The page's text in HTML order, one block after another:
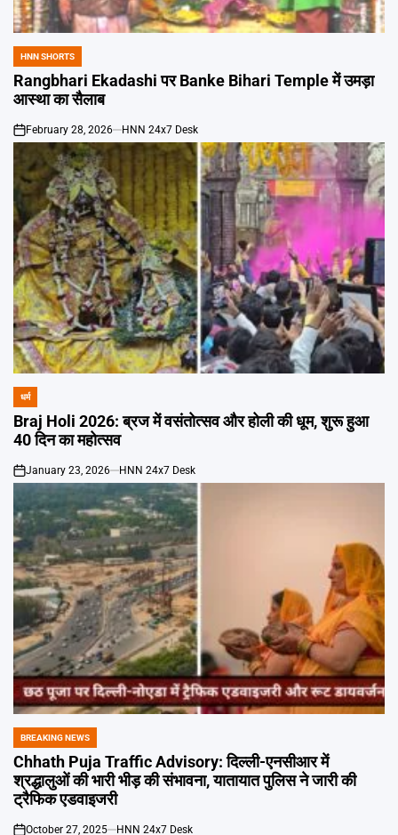
POSTED
IN
HNN SHORTS
Rangbhari Ekadashi पर Banke Bihari Temple में उमड़ा
आस्था का सैलाब
on
February 28, 2026 HNN 24x7 Desk
POSTED
IN
धर्म
Braj Holi 2026: ब्रज में वसंतोत्सव और होली की धूम, शुरू हुआ
40 दिन का महोत्सव
on
January 23, 2026 HNN 24x7 Desk
POSTED
IN
BREAKING NEWS
Chhath Puja Traffic Advisory: दिल्ली-एनसीआर में
श्रद्धालुओं की भारी भीड़ की संभावना, यातायात पुलिस ने जारी की
ट्रैफिक एडवाइजरी
October 27, 2025 HNN 24x7 Desk